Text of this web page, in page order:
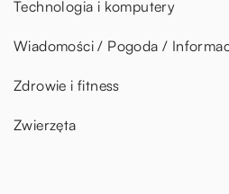
Technologia i komputery
Wiadomości / Pogoda /
Zdrowie i fitness
Zwierzęta